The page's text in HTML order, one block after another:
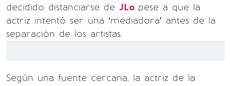
decidido distanciarse de JLo pese a que la
actriz intentó ser una ‘mediadora’ antes de la
separación de los artistas.
Según una fuente cercana, la actriz de la